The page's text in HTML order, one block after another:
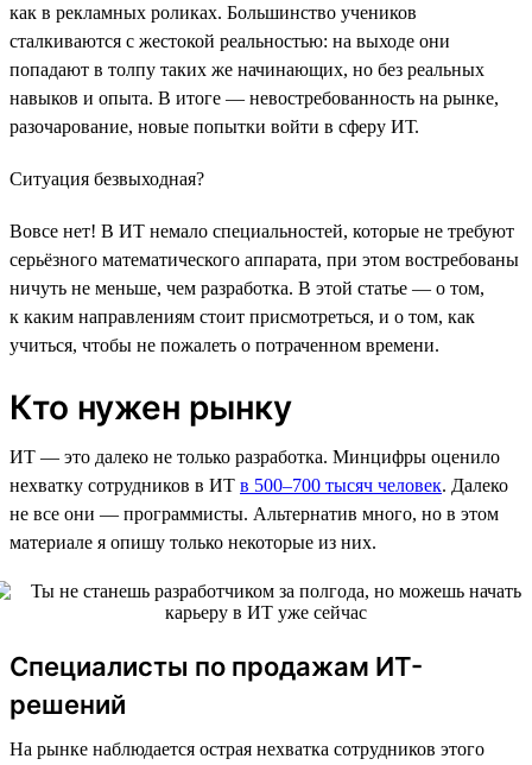
как в рекламных роликах. Большинство учеников
сталкиваются с жестокой реальностью: на выходе они
попадают в толпу таких же начинающих, но без реальных
навыков и опыта. В итоге — невостребованность на рынке,
разочарование, новые попытки войти в сферу ИТ.
Ситуация безвыходная?
Вовсе нет! В ИТ немало специальностей, которые не требуют
серьёзного математического аппарата, при этом востребованы
ничуть не меньше, чем разработка. В этой статье — о том,
к каким направлениям стоит присмотреться, и о том, как
учиться, чтобы не пожалеть о потраченном времени.
Кто нужен рынку
ИТ — это далеко не только разработка. Минцифры оценило
нехватку сотрудников в ИТ в 500–700 тысяч человек. Далеко
не все они — программисты. Альтернатив много, но в этом
материале я опишу только некоторые из них.
Специалисты по продажам ИТ-
решений
На рынке наблюдается острая нехватка сотрудников этого